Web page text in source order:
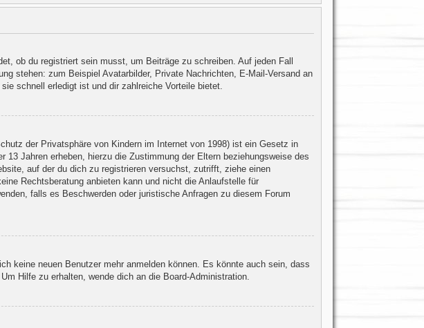
ob du registriert sein musst, um Beiträge zu schreiben. Auf jeden Fall
stehen: zum Beispiel Avatarbilder, Private Nachrichten, E-Mail-Versand an
schnell erledigt ist und dir zahlreiche Vorteile bietet.
der Privatsphäre von Kindern im Internet von 1998) ist ein Gesetz in
Jahren erheben, hierzu die Zustimmung der Eltern beziehungsweise des
auf der du dich zu registrieren versuchst, zutrifft, ziehe einen
Rechtsberatung anbieten kann und nicht die Anlaufstelle für
falls es Beschwerden oder juristische Anfragen zu diesem Forum
keine neuen Benutzer mehr anmelden können. Es könnte auch sein, dass
Hilfe zu erhalten, wende dich an die Board-Administration.